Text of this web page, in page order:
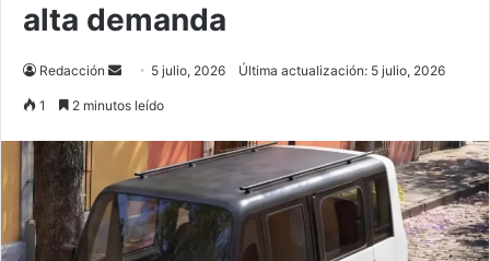
alta demanda
Redacción
Send 5 julio, 2026 Última actualización: 5 julio, 2026
1 2 minutos leído